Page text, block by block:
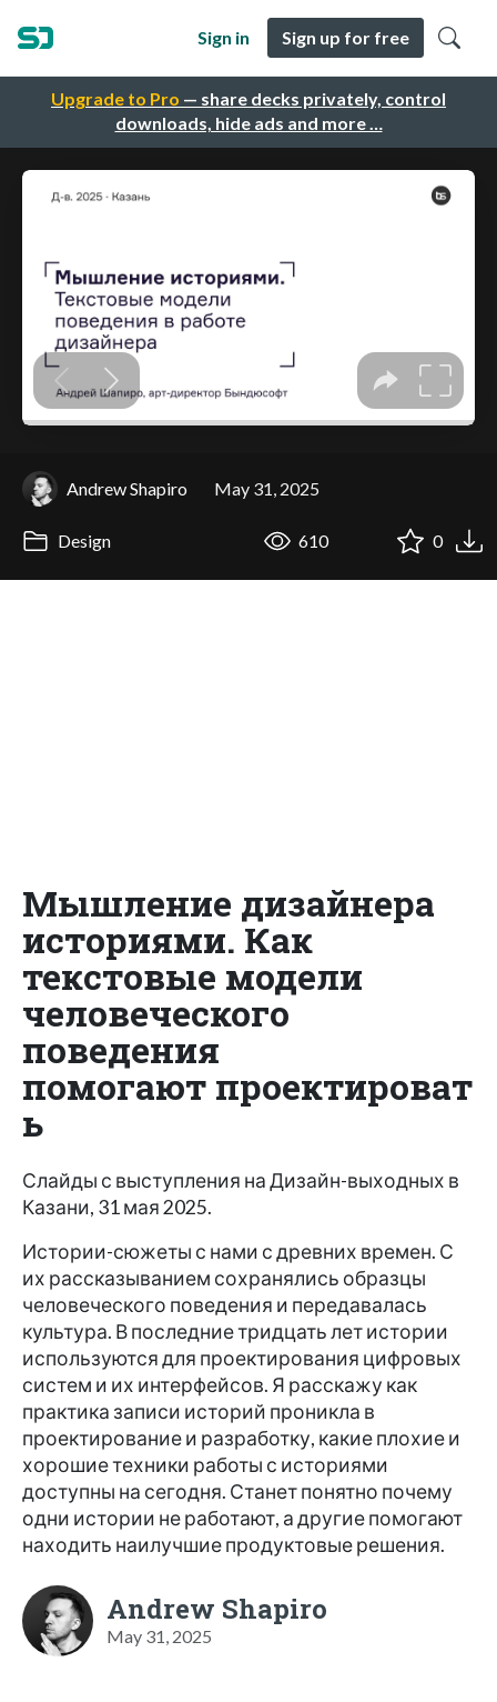
Upgrade to Pro — share decks privately, control
downloads, hide ads and more …
Sign in Sign up for free
Andrew Shapiro May 31, 2025
Design 610 0
Мышление дизайнера
историями. Как
текстовые модели
человеческого
поведения
помогают проектироват
ь
Слайды с выступления на Дизайн-выходных в
Казани, 31 мая 2025.
Истории-сюжеты с нами с древних времен. С
их рассказыванием сохранялись образцы
человеческого поведения и передавалась
культура. В последние тридцать лет истории
используются для проектирования цифровых
систем и их интерфейсов. Я расскажу как
практика записи историй проникла в
проектирование и разработку, какие плохие и
хорошие техники работы с историями
доступны на сегодня. Станет понятно почему
одни истории не работают, а другие помогают
находить наилучшие продуктовые решения.
Andrew Shapiro
May 31, 2025